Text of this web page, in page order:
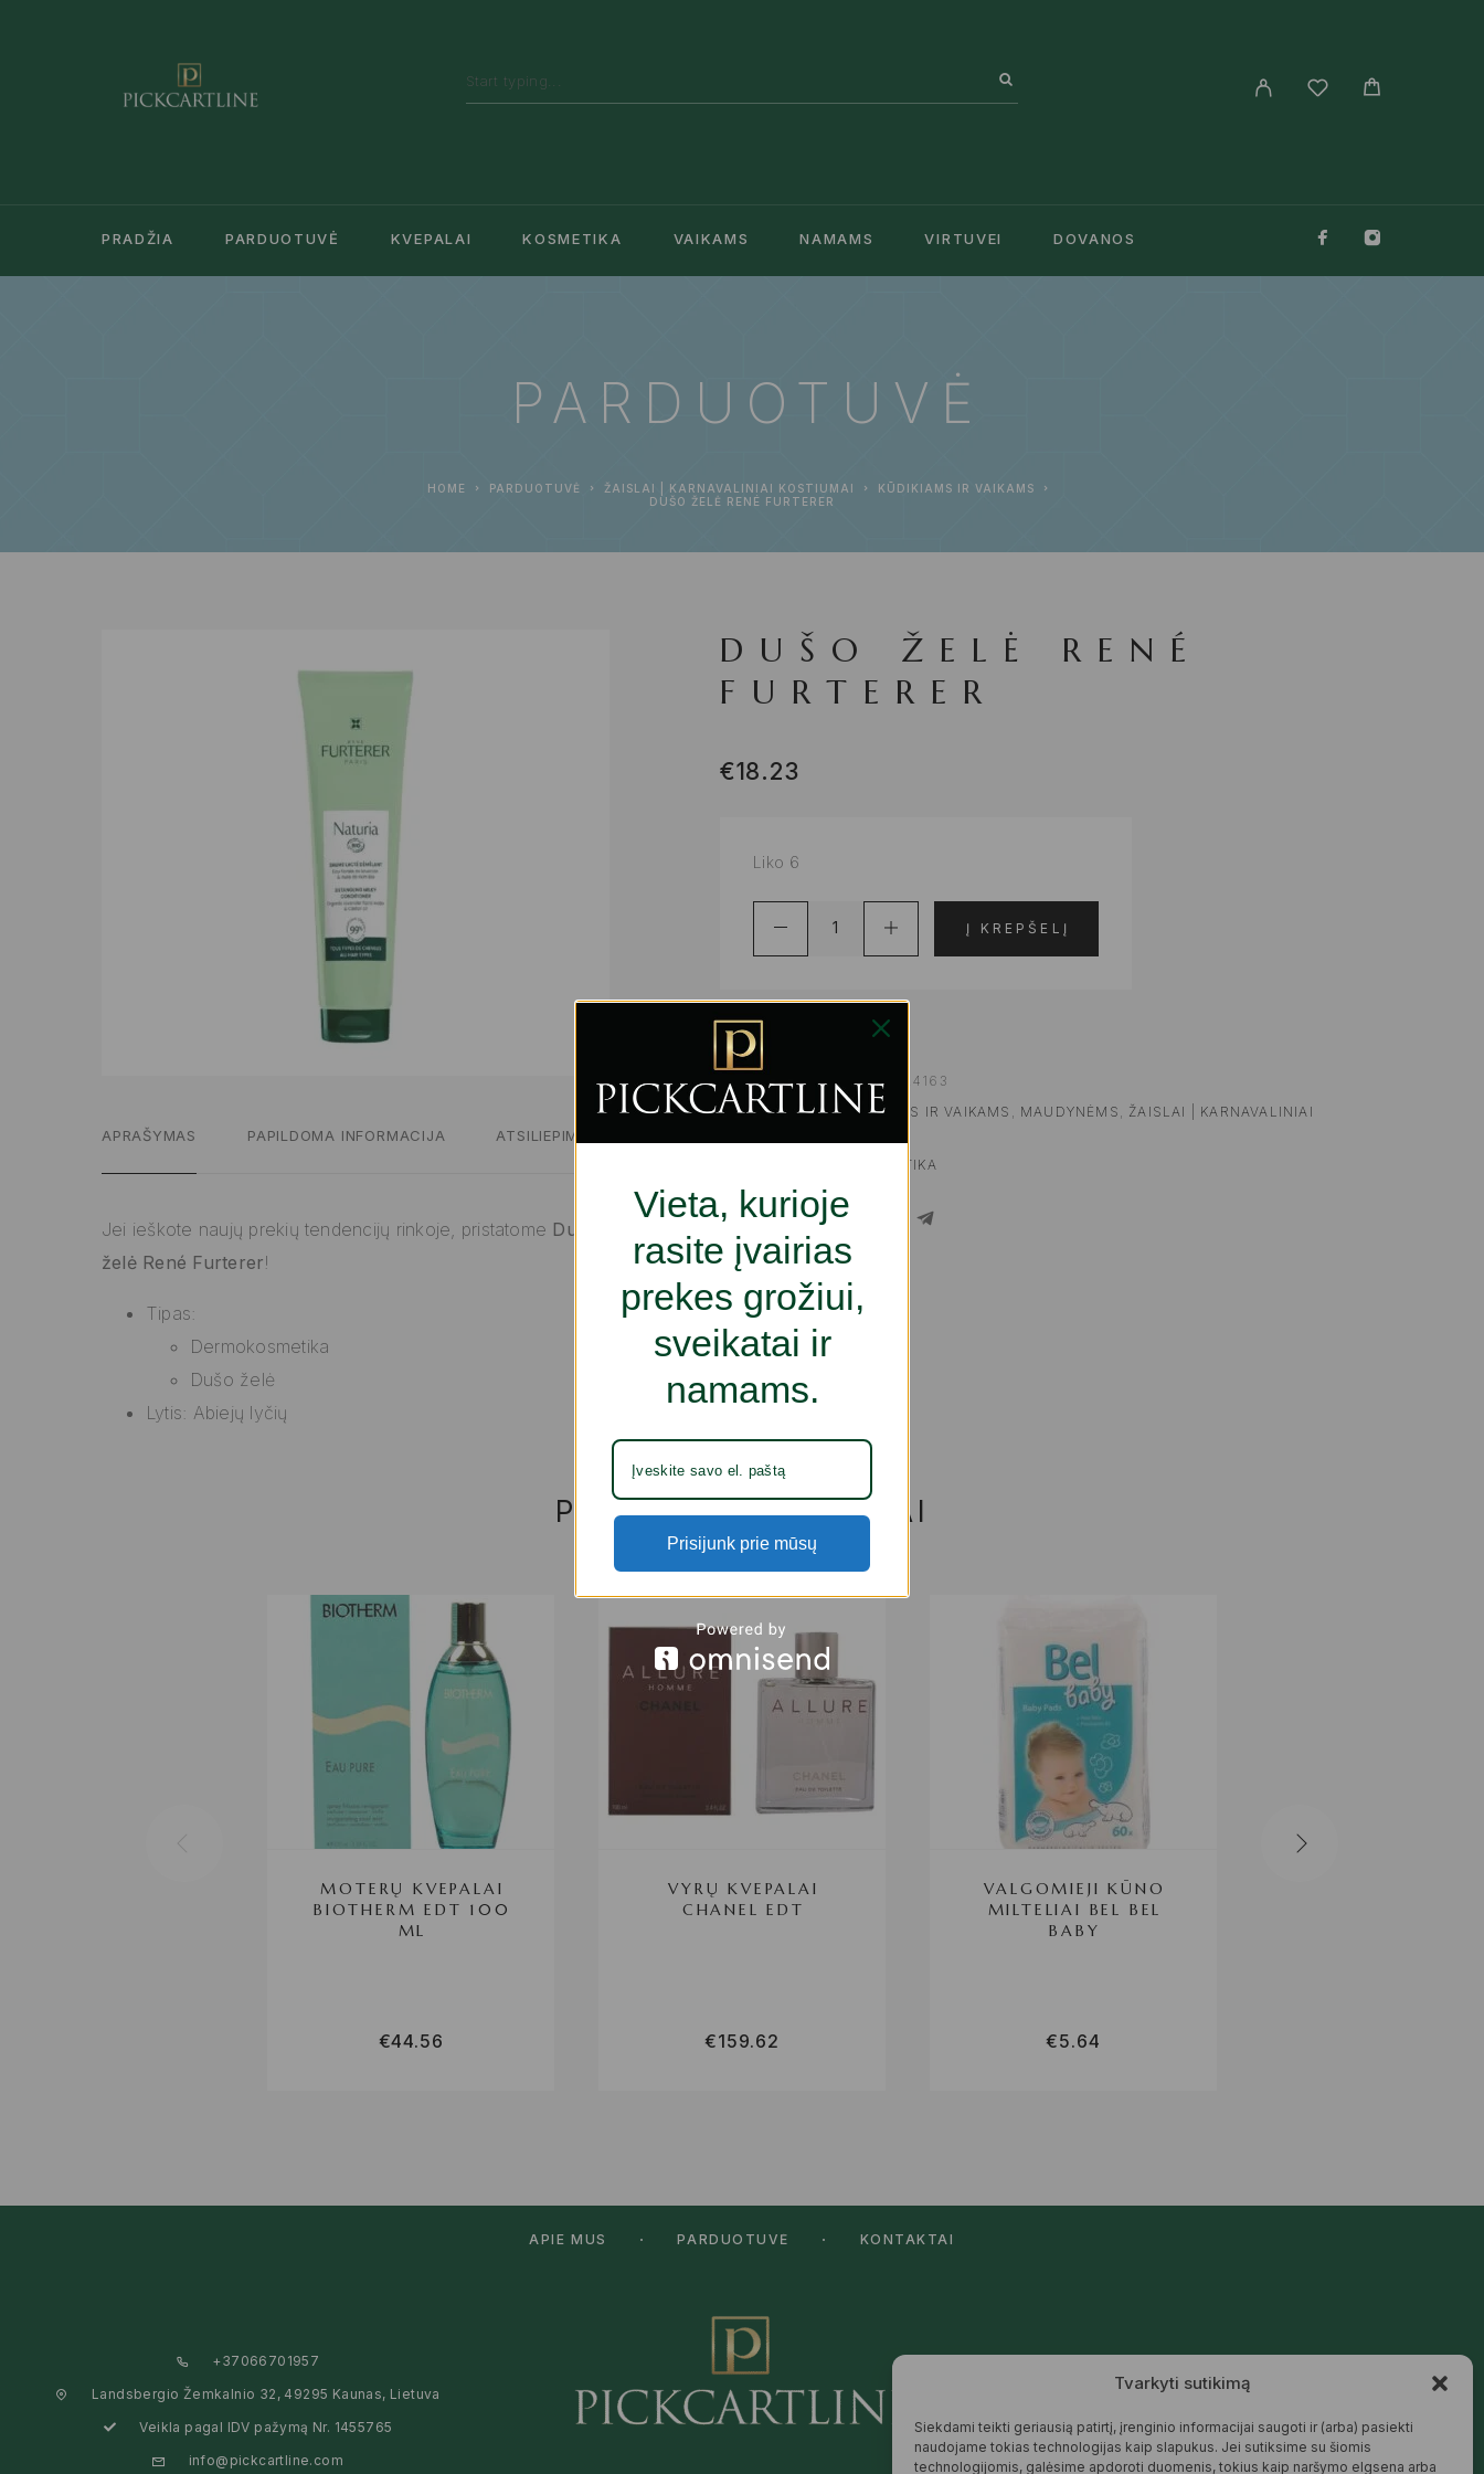
Tvarkyti sutikimą
Siekdami teikti geriausią patirtį, įrenginio informacijai saugoti ir (arba) pasiekti
naudojame tokias technologijas kaip slapukus. Jei sutiksime su šiomis
technologijomis, galėsime apdoroti duomenis, tokius kaip naršymo elgsena arba
PRADŽIA PARDUOTUVĖ KVEPALAI KOSMETIKA VAIKAMS NAMAMS VIRTUVEI DOVANOS
PARDUOTUVĖ
HOME PARDUOTUVĖ ŽAISLAI | KARNAVALINIAI KOSTIUMAI
KŪDIKIAMS IR VAIKAMS
DUŠO ŽELĖ RENÉ FURTERER
APRAŠYMAS PAPILDOMA INFORMACIJA ATSILIEPIMAI
Jei ieškote naujų prekių tendencijų rinkoje, pristatome Dušo
želė René Furterer!
Tipas:
Dermokosmetika
Dušo želė
Lytis: Abiejų lyčių
DUŠO ŽELĖ RENÉ
FURTERER
€18.23
Liko 6
Į KREPŠELĮ
ADD TO WISHLIST
PRODUKTO KODAS:M0124163
KATEGORIJOS:KŪDIKIAMS IR VAIKAMS MAUDYNĖMS
ŽAISLAI | KARNAVALINIAI
NATŪRALI KOSMETIKA
SHARE
PANAŠŪS PRODUKTAI
MOTERŲ KVEPALAI
BIOTHERM EDT 100
ML
€44.56
VYRŲ KVEPALAI
CHANEL EDT
€159.62
VALGOMIEJI KŪNO
MILTELIAI BEL BEL
BABY
€5.64
APIE MUS PARDUOTUVĖ KONTAKTAI
+37066701957
Landsbergio Žemkalnio 32, 49295 Kaunas, Lietuva
Veikla pagal IDV pažymą Nr. 1455765
info@pickcartline.com
apie šeimą, jaukius namus ir harmoningą
draugiškos tiek Jums, tiek gamtai.
SKAITYTI DAUGIAU
Vieta, kurioje
rasite įvairias
prekes grožiui,
sveikatai ir
namams.
Prisijunk prie mūsų